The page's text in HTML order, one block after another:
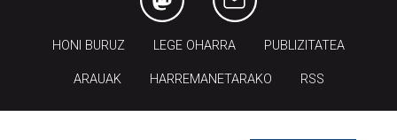
HONI BURUZ LEGE OHARRA PUBLIZITATEA
ARAUAK HARREMANETARAKO RSS